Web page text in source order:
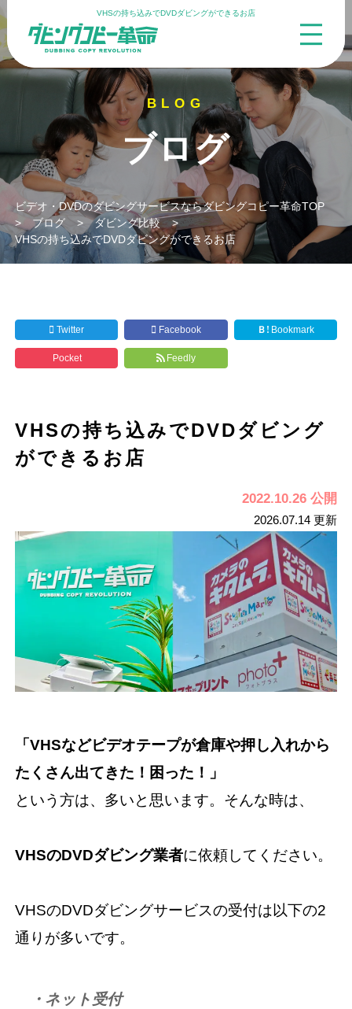
VHSの持ち込みでDVDダビングができるお店
ブログ
ビデオ・DVDのダビングサービスならダビングコピー革命TOP
> ブログ >ダビング比較>
VHSの持ち込みでDVDダビングができるお店
Twitter Facebook Ｂ! Bookmark
Pocket Feedly
VHSの持ち込みでDVDダビング
ができるお店
2022.10.26 公開
2026.07.14 更新
「VHSなどビデオテープが倉庫や押し入れから
たくさん出てきた！困った！」
という方は、多いと思います。そんな時は、
VHSのDVDダビング業者に依頼してください。
VHSのDVDダビングサービスの受付は以下の2
通りが多いです。
・ネット受付